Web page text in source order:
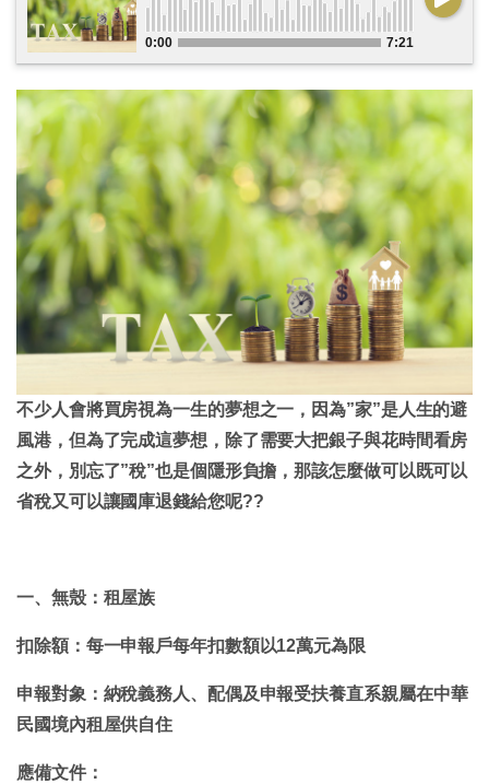
0:00 7:21
不少人會將買房視為一生的夢想之一，因為”家”是人生的避
風港，但為了完成這夢想，除了需要大把銀子與花時間看房
之外，別忘了”稅”也是個隱形負擔，那該怎麼做可以既可以
省稅又可以讓國庫退錢給您呢??
一、無殼：租屋族
扣除額：每一申報戶每年扣數額以12萬元為限
申報對象：納稅義務人、配偶及申報受扶養直系親屬在中華
民國境內租屋供自住
應備文件：